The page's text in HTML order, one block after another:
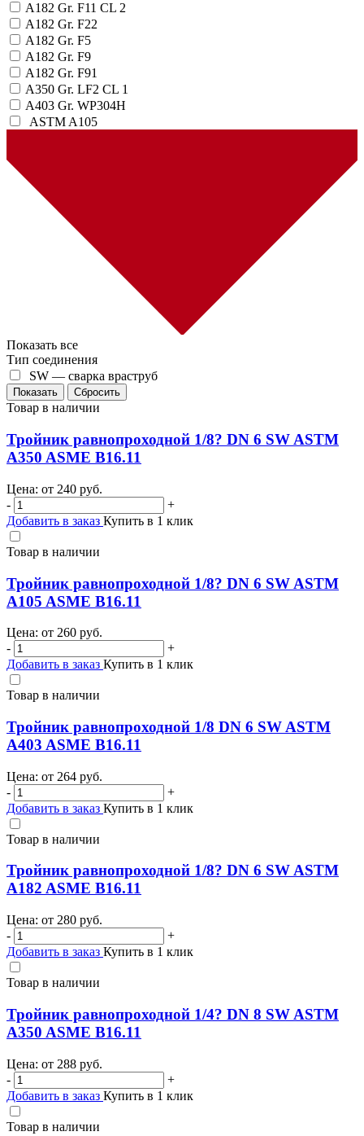
A182 Gr. F11 CL 2
A182 Gr. F22
A182 Gr. F5
A182 Gr. F9
A182 Gr. F91
A350 Gr. LF2 CL 1
A403 Gr. WP304H
ASTM A105
Показать все
Тип соединения
SW — сварка враструб
Товар в наличии
Тройник равнопроходной 1/8? DN 6 SW ASTM
A350 ASME B16.11
Цена: от 240 руб.
-
+
Добавить в заказ Купить в 1 клик
Товар в наличии
Тройник равнопроходной 1/8? DN 6 SW ASTM
A105 ASME B16.11
Цена: от 260 руб.
-
+
Добавить в заказ Купить в 1 клик
Товар в наличии
Тройник равнопроходной 1/8 DN 6 SW ASTM
A403 ASME B16.11
Цена: от 264 руб.
-
+
Добавить в заказ Купить в 1 клик
Товар в наличии
Тройник равнопроходной 1/8? DN 6 SW ASTM
A182 ASME B16.11
Цена: от 280 руб.
-
+
Добавить в заказ Купить в 1 клик
Товар в наличии
Тройник равнопроходной 1/4? DN 8 SW ASTM
A350 ASME B16.11
Цена: от 288 руб.
-
+
Добавить в заказ Купить в 1 клик
Товар в наличии